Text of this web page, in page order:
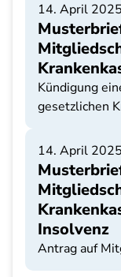
14. April 2025
Kündigung
gesetzlichen
14. April 2025
Insolvenz
Antrag auf